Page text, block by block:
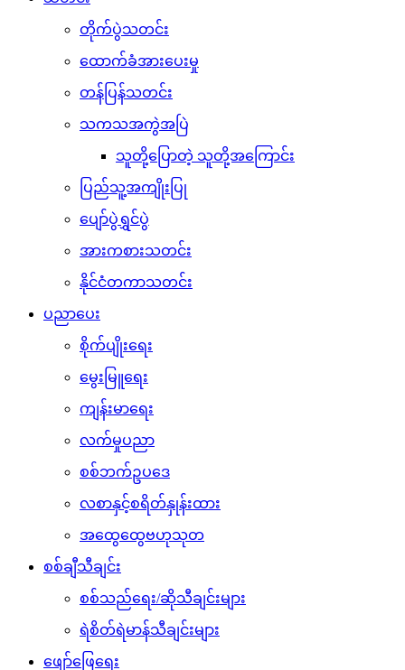
တိုက်ပွဲသတင်း
ထောက်ခံအားပေးမှု
တန်ပြန်သတင်း
သကသအကွဲအပြဲ
သူတို့ပြောတဲ့ သူတို့အကြောင်း
ပြည်သူ့အကျိုးပြု
ပျော်ပွဲရွှင်ပွဲ
အားကစားသတင်း
နိုင်ငံတကာသတင်း
ပညာပေး
စိုက်ပျိုးရေး
မွေးမြူရေး
ကျန်းမာရေး
လက်မှုပညာ
စစ်ဘက်ဥပဒေ
လစာနှင့်စရိတ်နှုန်းထား
အထွေထွေဗဟုသုတ
စစ်ချီသီချင်း
စစ်သည်ရေး/ဆိုသီချင်းများ
ရဲစိတ်ရဲမာန်သီချင်းများ
ဖျော်ဖြေရေး